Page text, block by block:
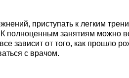
приступать к легким
полноценным занятиям можно
зависит от того, как
с врачом.